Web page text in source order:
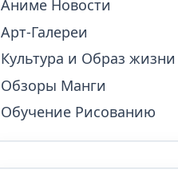
Аниме Новости
Арт-Галереи
Культура и Образ жизни
Обзоры Манги
Обучение Рисованию